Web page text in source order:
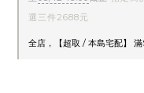
選三件2688元
全店，【超取 / 本島宅配】